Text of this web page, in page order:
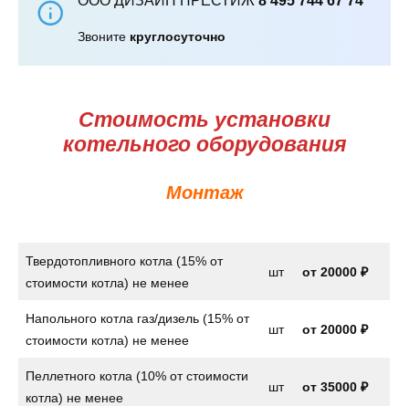
Звоните круглосуточно
Стоимость установки
котельного оборудования
Монтаж
Твердотопливного котла (15% от
стоимости котла) не менее
шт от 20000 ₽
Напольного котла газ/дизель (15% от
стоимости котла) не менее
шт от 20000 ₽
Пеллетного котла (10% от стоимости
котла) не менее
шт от 35000 ₽